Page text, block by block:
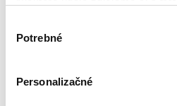
cookies.
súhlasu
Potrebné
Personalizačné